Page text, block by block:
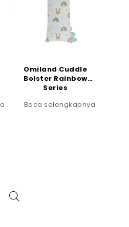
Omiland Cuddle
Bolster Rainbow
Series
Baca selengkapnya